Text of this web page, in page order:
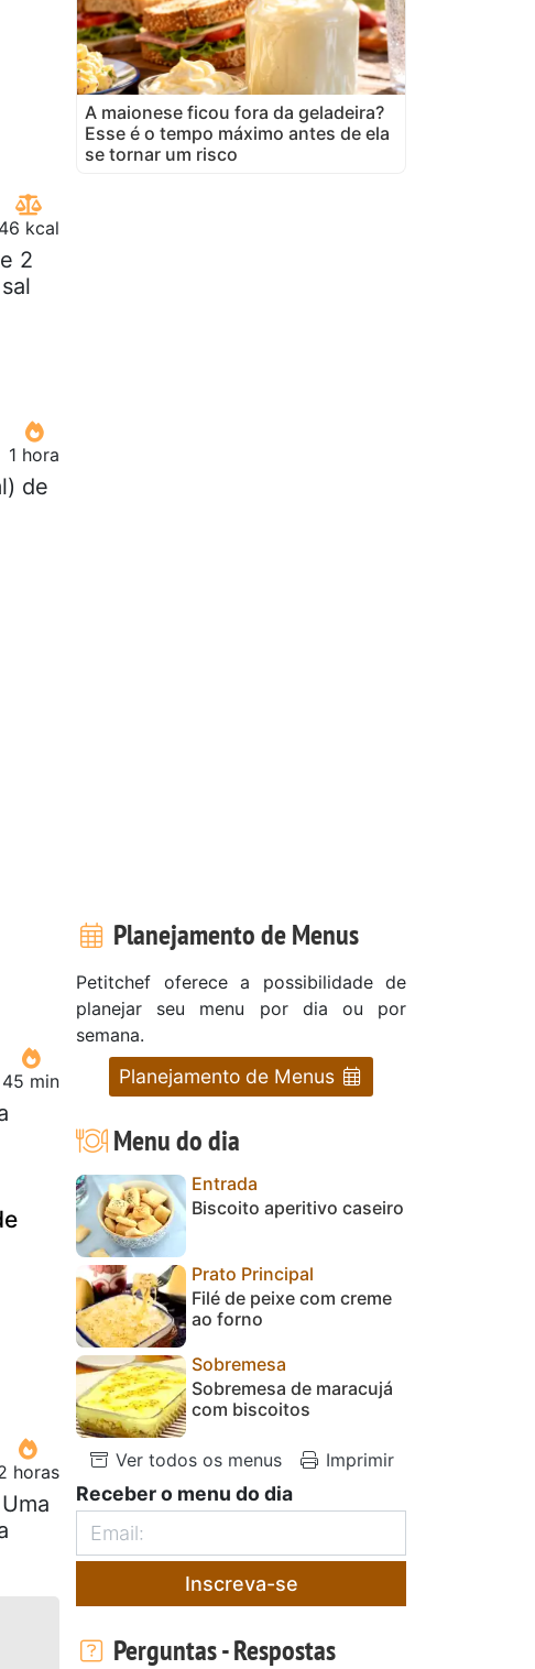
46 kcal
2
1 hora
de
45 min
horas
A maionese ficou fora da geladeira?
Esse é o tempo máximo antes de ela
se tornar um risco
Planejamento de Menus
Petitchef oferece a possibilidade de
planejar seu menu por dia ou por
semana.
Planejamento de Menus
Menu do dia
Entrada
Biscoito aperitivo caseiro
Prato Principal
Filé de peixe com creme
ao forno
Sobremesa
Sobremesa de maracujá
com biscoitos
Ver todos os menus Imprimir
Receber o menu do dia
Inscreva-se
Perguntas - Respostas